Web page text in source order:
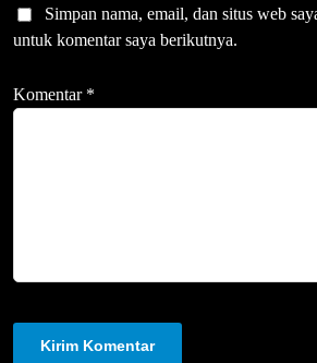
Simpan nama, email, dan situs web
untuk komentar saya berikutnya.
Komentar *